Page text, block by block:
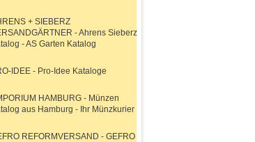
+ SIEBERZ
- Ahrens Sieberz
- AS Garten Katalog
IDEE - Pro-Idee Kataloge
HAMBURG - Münzen
aus Hamburg - Ihr Münzkurier
REFORMVERSAND - GEFRO